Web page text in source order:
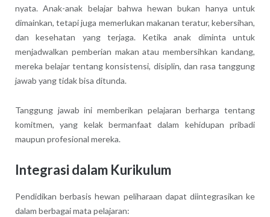
nyata. Anak-anak belajar bahwa hewan bukan hanya untuk
dimainkan, tetapi juga memerlukan makanan teratur, kebersihan,
dan kesehatan yang terjaga. Ketika anak diminta untuk
menjadwalkan pemberian makan atau membersihkan kandang,
mereka belajar tentang konsistensi, disiplin, dan rasa tanggung
jawab yang tidak bisa ditunda.
Tanggung jawab ini memberikan pelajaran berharga tentang
komitmen, yang kelak bermanfaat dalam kehidupan pribadi
maupun profesional mereka.
Integrasi dalam Kurikulum
Pendidikan berbasis hewan peliharaan dapat diintegrasikan ke
dalam berbagai mata pelajaran: